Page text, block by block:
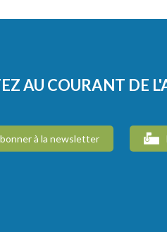
AU COURANT DE
à la newsletter